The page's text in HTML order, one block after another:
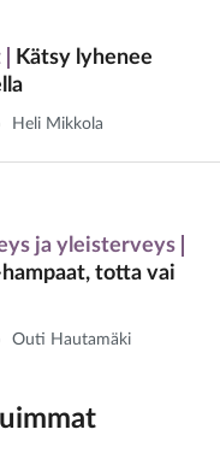
Kätsy lyhenee
Heli Mikkola
ja yleisterveys
totta vai
Outi Hautamäki